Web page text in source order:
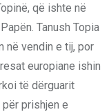
që ishte në
Tanush Topia
në vendin e tij, por
europiane ishin
të dërguarit
prishjen e